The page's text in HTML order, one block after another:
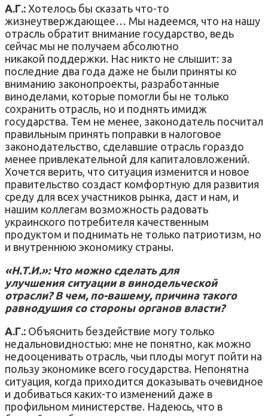
А.Г.: Хотелось бы сказать что-то
жизнеутверждающее… Мы надеемся, что на нашу
отрасль обратит внимание государство, ведь
сейчас мы не получаем абсолютно
никакой поддержки. Нас никто не слышит: за
последние два года даже не были приняты ко
вниманию законопроекты, разработанные
виноделами, которые помогли бы не только
сохранить отрасль, но и поднять имидж
государства. Тем не менее, законодатель посчитал
правильным принять поправки в налоговое
законодательство, сделавшие отрасль гораздо
менее привлекательной для капиталовложений.
Хочется верить, что ситуация изменится и новое
правительство создаст комфортную для развития
среду для всех участников рынка, даст и нам, и
нашим коллегам возможность радовать
украинского потребителя качественным
продуктом и поднимать не только патриотизм, но
и внутреннюю экономику страны.
«Н.Т.И.»: Что можно сделать для
улучшения ситуации в винодельческой
отрасли? В чем, по-вашему, причина такого
равнодушия со стороны органов власти?
А.Г.: Объяснить бездействие могу только
недальновидностью: мне не понятно, как можно
недооценивать отрасль, чьи плоды могут пойти на
пользу экономике всего государства. Непонятна
ситуация, когда приходится доказывать очевидное
и добиваться каких-то изменений даже в
профильном министерстве. Надеюсь, что в